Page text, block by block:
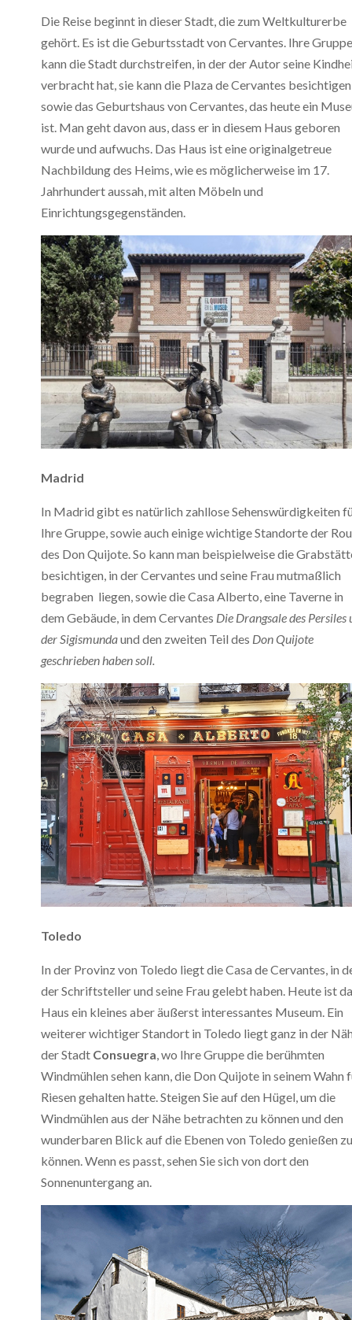
Die Reise beginnt in dieser Stadt, die zum Weltkulturerbe
gehört. Es ist die Geburtsstadt von Cervantes. Ihre Gruppe
kann die Stadt durchstreifen, in der der Autor seine
verbracht hat, sie kann die Plaza de Cervantes besichtigen
sowie das Geburtshaus von Cervantes, das heute ein
ist. Man geht davon aus, dass er in diesem Haus geboren
wurde und aufwuchs. Das Haus ist eine originalgetreue
Nachbildung des Heims, wie es möglicherweise im 17.
Jahrhundert aussah, mit alten Möbeln und
Einrichtungsgegenständen.
Madrid
In Madrid gibt es natürlich zahllose Sehenswürdigkeiten
Ihre Gruppe, sowie auch einige wichtige Standorte der
des Don Quijote. So kann man beispielweise die
besichtigen, in der Cervantes und seine Frau mutmaßlich
begraben liegen, sowie die Casa Alberto, eine Taverne in
dem Gebäude, in dem Cervantes Die Drangsale des Persiles
der Sigismundaund den zweiten Teil des Don Quijote
geschrieben haben soll.
Toledo
In der Provinz von Toledo liegt die Casa de Cervantes, in
der Schriftsteller und seine Frau gelebt haben. Heute ist
Haus ein kleines aber äußerst interessantes Museum. Ein
weiterer wichtiger Standort in Toledo liegt ganz in der
der Stadt Consuegra, wo Ihre Gruppe die berühmten
Windmühlen sehen kann, die Don Quijote in seinem Wahn
Riesen gehalten hatte. Steigen Sie auf den Hügel, um die
Windmühlen aus der Nähe betrachten zu können und den
wunderbaren Blick auf die Ebenen von Toledo genießen zu
können. Wenn es passt, sehen Sie sich von dort den
Sonnenuntergang an.